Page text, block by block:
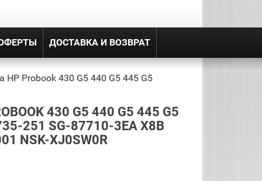
ДОСТАВКА И ВОЗВРАТ
HP Probook 430 G5 440 G5 445 G5
430 G5 440 G5 445 G5
251 SG-87710-3EA X8B
NSK-XJ0SW0R